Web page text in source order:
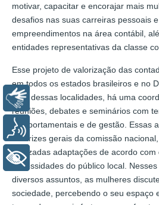
motivar, capacitar e encorajar mais
desafios nas suas carreiras pessoais
empreendimentos na área contábil,
entidades representativas da classe
Esse projeto de valorização das
em todos os estados brasileiros e no
uma dessas localidades, há uma
reuniões, debates e seminários com
comportamentais e de gestão. Essas
diretrizes gerais da comissão
realizadas adaptações de acordo com
necessidades do público local.
diversos assuntos, as mulheres
sociedade, percebendo o seu espaço
Libras
Voz
+ Acessibilidade